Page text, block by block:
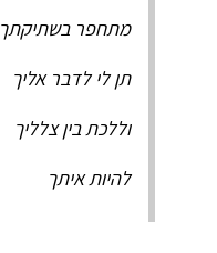
מתחפר בשתיקתך
תן לי לדבר אליך
וללכת בין צלליך
להיות איתך